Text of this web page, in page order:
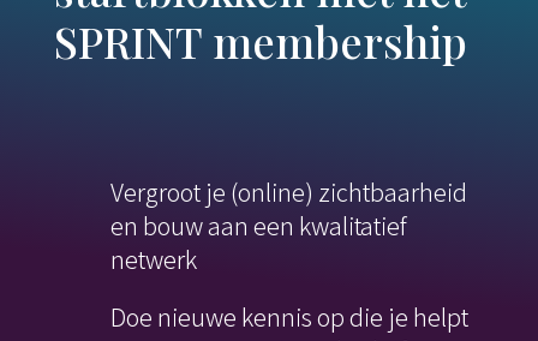
SPRINT membership
Vergroot je (online) zichtbaarheid
en bouw aan een kwalitatief
netwerk
Doe nieuwe kennis op die je helpt